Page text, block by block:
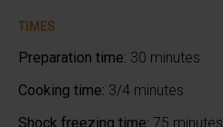
TIMES
Preparation time: 30 minutes
Cooking time: 3/4 minutes
Shock freezing time: 75 minutes